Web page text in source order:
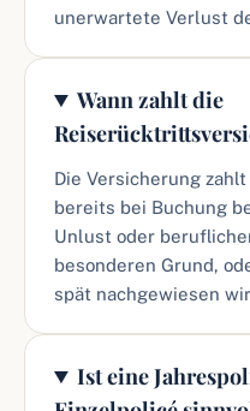
unerwartete Verlust
Wann zahlt die
Die Versicherung
bereits bei Buchung
Unlust oder
besonderen Grund,
spät nachgewiesen
Ist eine